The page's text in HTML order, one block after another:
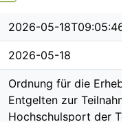
2026-05-
2026-05-18
Ordnung für die
Entgelten zur
Hochschulsport der